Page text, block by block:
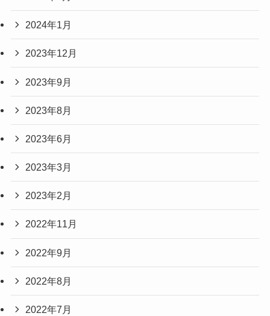
2024年1月
2023年12月
2023年9月
2023年8月
2023年6月
2023年3月
2023年2月
2022年11月
2022年9月
2022年8月
2022年7月